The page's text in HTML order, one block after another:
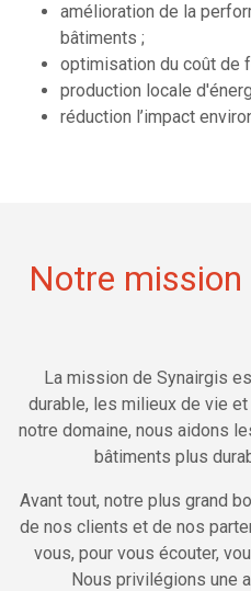
amélioration de la
bâtiments ;
optimisation du coût de
production locale
réduction l’impact
Notre
La mission de Synairgis
durable, les milieux de vie
notre domaine, nous aidons
bâtiments plus
Avant tout, notre plus grand
de nos clients et de nos
vous, pour vous écouter,
Nous privilégions une